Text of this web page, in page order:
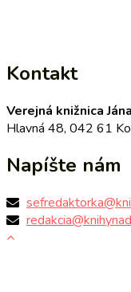
Kontakt
Verejná knižnica
Hlavná 48, 042 61
Napíšte nám